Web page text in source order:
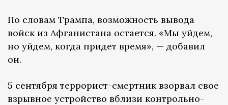
По словам Трампа, возможность вывода
войск из Афганистана остается. «Мы уйдем,
но уйдем, когда придет время», — добавил
он.
5 сентября террорист-смертник взорвал свое
взрывное устройство вблизи контрольно-